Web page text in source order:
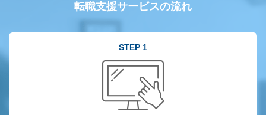
転職支援サービスの流れ
STEP 1